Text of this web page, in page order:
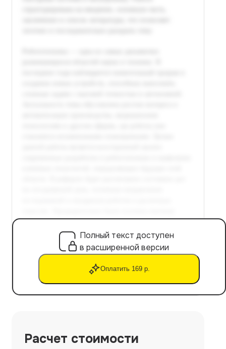
Полный текст доступен
в расширенной версии
Оплатить 169 р.
Расчет стоимости